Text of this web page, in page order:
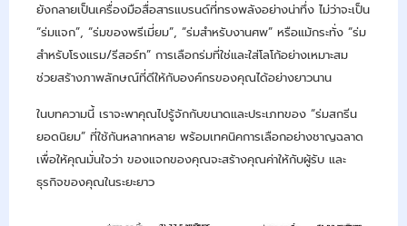
ยังกลายเป็นเครื่องมือสื่อสารแบรนด์ที่ทรงพลังอย่างน่าทึ่ง ไม่ว่าจะเป็น
“ร่มแจก”, “ร่มของพรีเมี่ยม”, “ร่มสำหรับงานศพ” หรือแม้กระทั่ง “ร่ม
สำหรับโรงแรม/รีสอร์ท” การเลือกร่มที่ใช่และใส่โลโก้อย่างเหมาะสม
ช่วยสร้างภาพลักษณ์ที่ดีให้กับองค์กรของคุณได้อย่างยาวนาน
ในบทความนี้ เราจะพาคุณไปรู้จักกับขนาดและประเภทของ “ร่มสกรีน
ยอดนิยม” ที่ใช้กันหลากหลาย พร้อมเทคนิคการเลือกอย่างชาญฉลาด
เพื่อให้คุณมั่นใจว่า ของแจกของคุณจะสร้างคุณค่าให้กับผู้รับ และ
ธุรกิจของคุณในระยะยาว